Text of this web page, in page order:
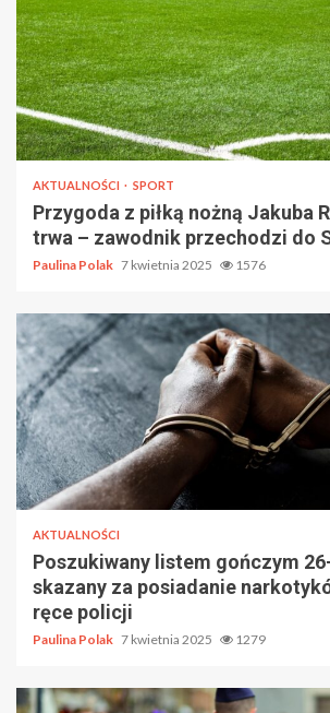
AKTUALNOŚCI SPORT
Przygoda z piłką nożną Jakuba
trwa – zawodnik przechodzi do
Paulina Polak 7 kwietnia 2025 1576
AKTUALNOŚCI
Poszukiwany listem gończym
skazany za posiadanie
ręce policji
Paulina Polak 7 kwietnia 2025 1279